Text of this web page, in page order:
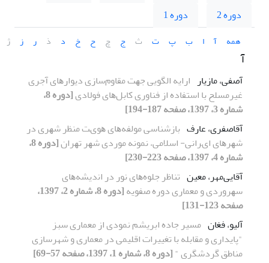
دوره 2
دوره 1
همه آ ا ب پ ت ث ج چ ح خ د ذ ر ز ژ
آ
آصفی، مازیار ارایه اﻟﮕﻮیی ﺟﻬﺖ ﻣﻘﺎومﺳﺎزی دیوارﻫﺎی آﺟﺮی
ﻏﯿﺮﻣﺴﻠﺢ ﺑﺎ اﺳﺘﻔﺎده از ﻓﻨﺎوری ﮐﺎﺑﻞﻫﺎی ﻓﻮﻻدی
[دوره 8،
شماره 3، 1397، صفحه 187-194]
آقاصفری، عارف ﺑﺎزﺷﻨﺎﺳﯽ ﻣﻮﻟﻔﻪﻫﺎی ﻫﻮیﺖ ﻣﻨﻈﺮ ﺷﻬﺮی در
ﺷﻬﺮﻫﺎی ایﺮاﻧﯽ- اﺳﻼﻣﯽ، ﻧﻤﻮﻧﻪ ﻣﻮردی ﺷﻬﺮ ﺗﻬﺮان
[دوره 8،
شماره 4، 1397، صفحه 223-230]
آقایی‌مهر، معین ﺗﻨﺎﻇﺮ ﺟﻠﻮهﻫﺎی ﻧﻮر در اﻧدیشهﻫﺎی
ﺳﻬﺮوردی و ﻣﻌﻤﺎری دوره ﺻﻔﻮیه
[دوره 8، شماره 2، 1397،
صفحه 123-131]
آلیو، فغان مسیر جاده ابریشم نمودی از معماری سبز
"پایداری و مقابله با تغییرات اقلیمی در معماری و شهرسازی
مناطق گردشگری "[دوره 8، شماره 1، 1397، صفحه 57-69]